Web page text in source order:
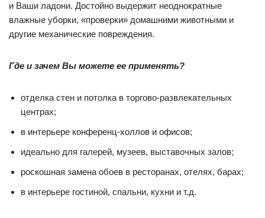
и Ваши ладони. Достойно выдержит неоднократные
влажные уборки, «проверки» домашними животными и
другие механические повреждения.
Где и зачем Вы можете ее применять?
отделка стен и потолка в торгово-развлекательных
центрах;
в интерьере конференц-холлов и офисов;
идеально для галерей, музеев, выставочных залов;
роскошная замена обоев в ресторанах, отелях, барах;
в интерьере гостиной, спальни, кухни и т.д.